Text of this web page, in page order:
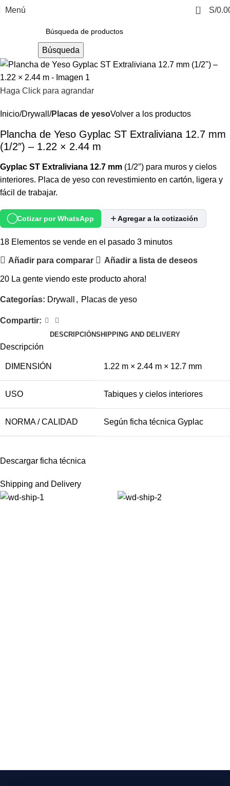
Menú 0 S/
Búsqueda
Haga Click para agrandar
Inicio Drywall Placas de yesoVolver a los productos
Plancha de Yeso Gyplac ST Extraliviana 12.7 mm
(1/2″) – 1.22 × 2.44 m
Gyplac ST Extraliviana 12.7 mm (1/2″) para muros y cielos
interiores. Placa de yeso con revestimiento en cartón, ligera y
fácil de trabajar.
Cotizar por WhatsApp Agregar a la cotización
18 Elementos se vende en el pasado 3 minutos
Añadir para comparar Añadir a lista de deseos
20 La gente viendo este producto ahora!
Categorías: Drywall , Placas de yeso
Compartir:
DESCRIPCIÓNSHIPPING AND DELIVERY
Descripción
DIMENSIÓN 1.22 m × 2.44 m × 12.7 mm
USO Tabiques y cielos interiores
NORMA / CALIDAD Según ficha técnica Gyplac
Descargar ficha técnica
Shipping and Delivery